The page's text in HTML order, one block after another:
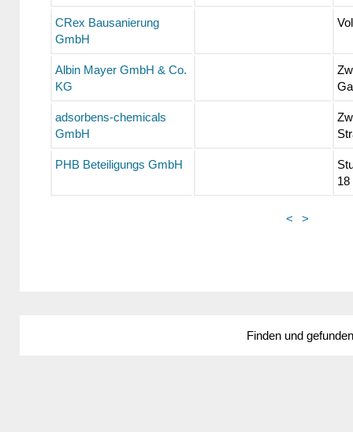
CRex Bausanierung
GmbH
Albin Mayer GmbH & Co.
KG
adsorbens-chemicals
GmbH
PHB Beteiligungs GmbH
18
< >
Finden und